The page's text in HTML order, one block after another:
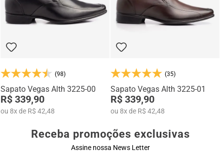
(98)
Sapato Vegas Alth 3225-00
R$ 339,90
ou 8xde R$ 42,48
(35)
Sapato Vegas Alth 3225-01
R$ 339,90
ou 8xde R$ 42,48
Receba promoções exclusivas
Assine nossa News Letter